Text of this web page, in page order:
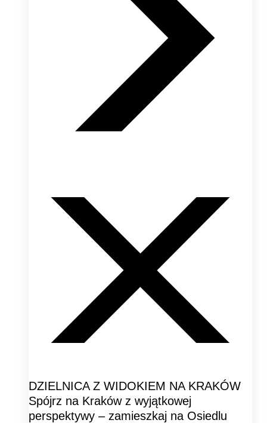
DZIELNICA Z WIDOKIEM NA KRAKÓW
Spójrz na Kraków z wyjątkowej
perspektywy – zamieszkaj na Osiedlu